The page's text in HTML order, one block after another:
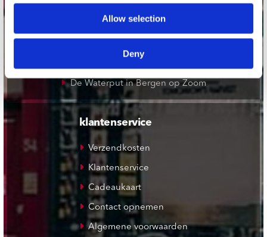
Allow selection
Deny
Plato Deventer
Plato Zwolle
De Waterput in Bergen op Zoom
klantenservice
Verzendkosten
Klantenservice
Cadeaukaart
Contact opnemen
Algemene voorwaarden